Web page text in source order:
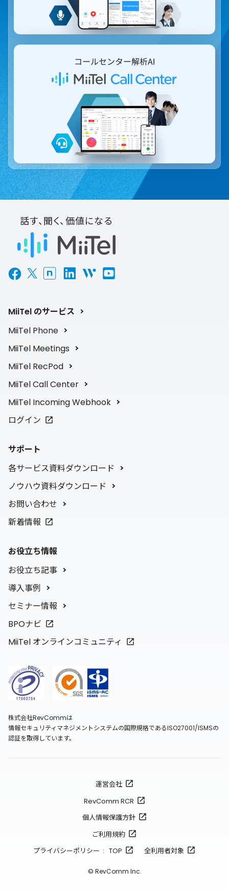
話す、聞く、価値になる
MiiTel のサービス
MiiTel Phone
MiiTel Meetings
MiiTel RecPod
MiiTel Call Center
MiiTel Incoming Webhook
ログイン
サポート
各サービス資料ダウンロード
ノウハウ資料ダウンロード
お問い合わせ
新着情報
お役立ち情報
お役立ち記事
導入事例
セミナー情報
BPOナビ
MiiTel オンラインコミュニティ
株式会社RevCommは
情報セキュリティマネジメントシステムの国際規格であるISO27001/ISMSの
認証を取得しています。
運営会社
RevComm RCR
個人情報保護方針
ご利用規約
プライバシーポリシー : TOP
全利用者対象
© RevComm Inc.